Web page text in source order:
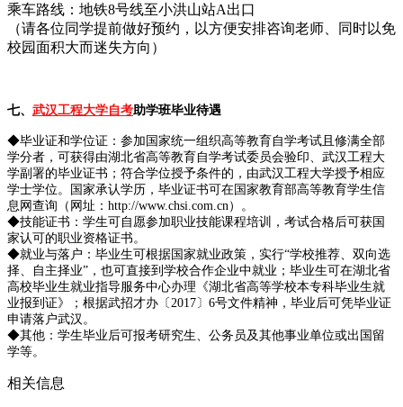
乘车路线：地铁8号线至小洪山站A出口
（请各位同学提前做好预约，以方便安排咨询老师、同时以免
校园面积大而迷失方向）
七、 武汉工程大学自考 助学班毕业待遇
◆毕业证和学位证：参加国家统一组织高等教育自学考试且修满全部
学分者，可获得由湖北省高等教育自学考试委员会验印、武汉工程大
学副署的毕业证书；符合学位授予条件的，由武汉工程大学授予相应
学士学位。国家承认学历，毕业证书可在国家教育部高等教育学生信
息网查询（网址：http://www.chsi.com.cn）。
◆技能证书：学生可自愿参加职业技能课程培训，考试合格后可获国
家认可的职业资格证书。
◆就业与落户：毕业生可根据国家就业政策，实行“学校推荐、双向选
择、自主择业”，也可直接到学校合作企业中就业；毕业生可在湖北省
高校毕业生就业指导服务中心办理《湖北省高等学校本专科毕业生就
业报到证》；根据武招才办〔2017〕6号文件精神，毕业后可凭毕业证
申请落户武汉。
◆其他：学生毕业后可报考研究生、公务员及其他事业单位或出国留
学等。
相关信息